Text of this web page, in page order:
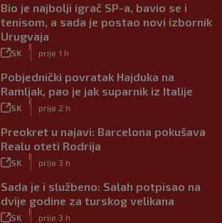
Bio je najbolji igrač SP-a, bavio se i
tenisom, a sada je postao novi izbornik
Urugvaja
SK prije 1 h
Pobjednički povratak Hajduka na
Ramljak, pao je jak suparnik iz Italije
SK prije 2 h
Preokret u najavi: Barcelona pokušava
Realu oteti Rodrija
SK prije 3 h
Sada je i službeno: Salah potpisao na
dvije godine za turskog velikana
SK prije 3 h